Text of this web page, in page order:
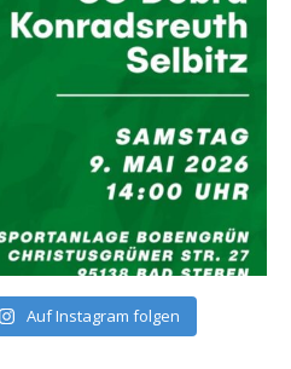
Auf Instagram folgen